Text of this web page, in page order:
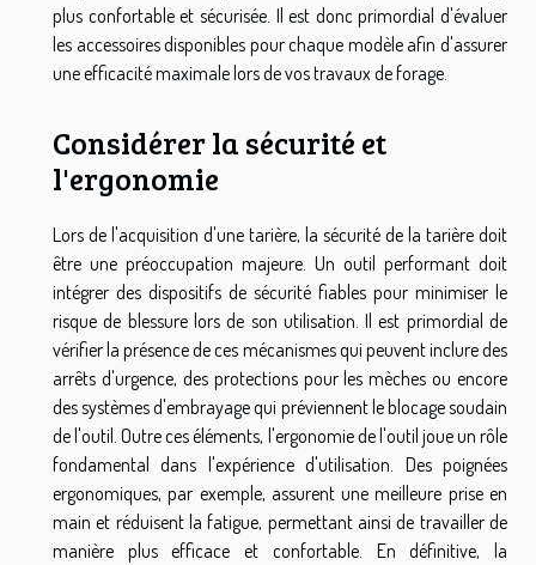
plus confortable et sécurisée. Il est donc primordial d'évaluer
les accessoires disponibles pour chaque modèle afin d'assurer
une efficacité maximale lors de vos travaux de forage.
Considérer la sécurité et
l'ergonomie
Lors de l'acquisition d'une tarière, la sécurité de la tarière doit
être une préoccupation majeure. Un outil performant doit
intégrer des dispositifs de sécurité fiables pour minimiser le
risque de blessure lors de son utilisation. Il est primordial de
vérifier la présence de ces mécanismes qui peuvent inclure des
arrêts d'urgence, des protections pour les mèches ou encore
des systèmes d'embrayage qui préviennent le blocage soudain
de l'outil. Outre ces éléments, l'ergonomie de l'outil joue un rôle
fondamental dans l'expérience d'utilisation. Des poignées
ergonomiques, par exemple, assurent une meilleure prise en
main et réduisent la fatigue, permettant ainsi de travailler de
manière plus efficace et confortable. En définitive, la